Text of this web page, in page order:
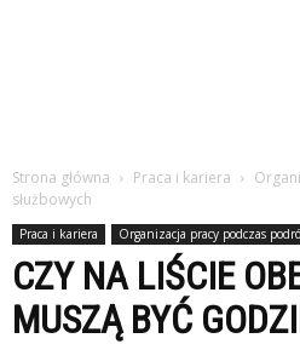
Strona główna Praca i kariera
służbowych
Praca i kariera Organizacja pracy podczas
CZY NA LIŚCIE
MUSZĄ BYĆ